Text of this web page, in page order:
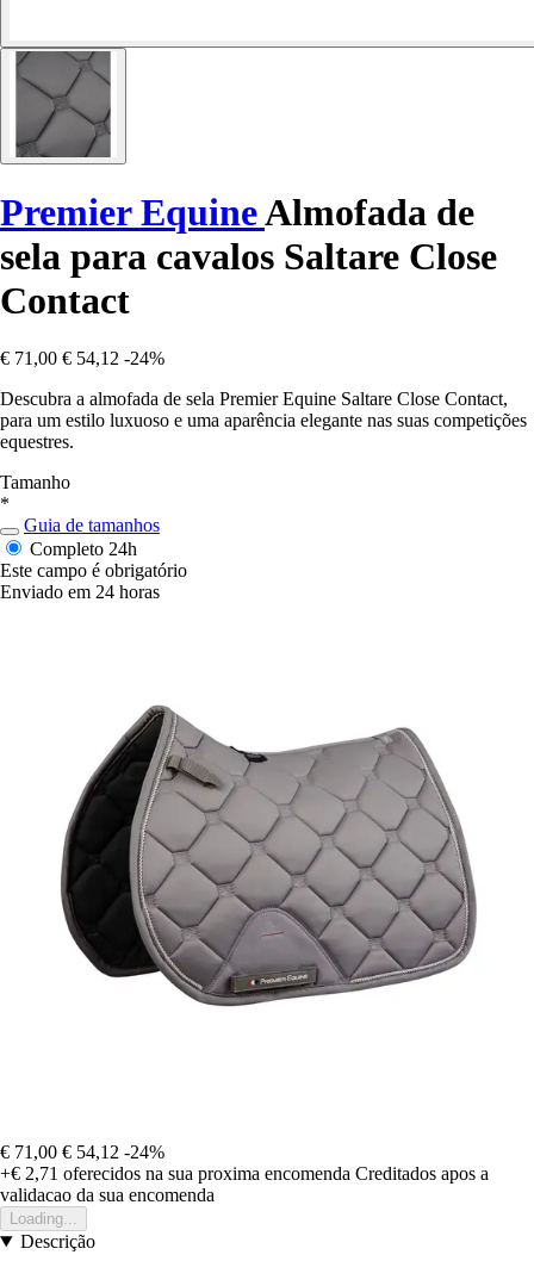
Premier EquineAlmofada de
sela para cavalos Saltare Close
Contact
€ 71,00 € 54,12 -24%
Descubra a almofada de sela Premier Equine Saltare Close Contact,
para um estilo luxuoso e uma aparência elegante nas suas competições
equestres.
Tamanho
*
Guia de tamanhos
Completo 24h
Este campo é obrigatório
Enviado em 24 horas
€ 71,00 € 54,12 -24%
+€ 2,71 oferecidos na sua proxima encomenda Creditados apos a
validacao da sua encomenda
Loading...
Descrição